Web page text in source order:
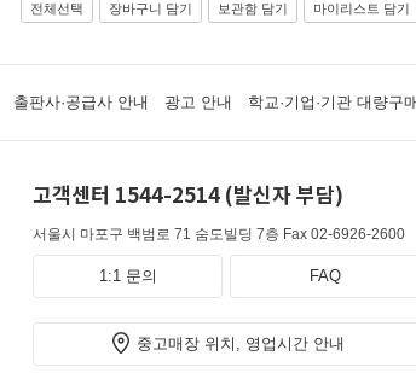
전체선택 장바구니 담기 보관함 담기 마이리스트 담기
출판사·공급사 안내 광고 안내 학교·기업·기관 대량구매
고객센터 1544-2514 (발신자 부담)
서울시 마포구 백범로 71 숨도빌딩 7층 Fax 02-6926-2600
1:1 문의 FAQ
중고매장 위치, 영업시간 안내